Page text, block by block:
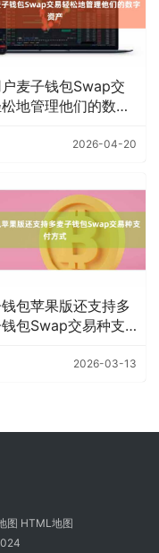
麦子钱包Swap交
地管理他们的数字
2026-04-20
包苹果版还支持多
包Swap交易种支
2026-03-13
图 HTML地图